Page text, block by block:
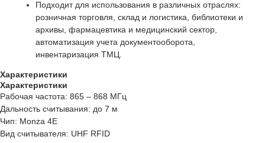
Подходит для использования в различных отраслях:
розничная торговля, склад и логистика, библиотеки и
архивы, фармацевтика и медицинский сектор,
автоматизация учета документооборота,
инвентаризация ТМЦ.
Характеристики
Характеристики
Рабочая частота: 865 – 868 МГц
Дальность считывания: до 7 м
Чип: Monza 4E
Вид считывателя: UHF RFID